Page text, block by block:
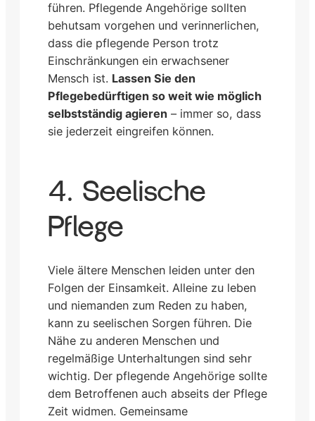
führen. Pflegende Angehörige sollten
behutsam vorgehen und verinnerlichen,
dass die pflegende Person trotz
Einschränkungen ein erwachsener
Mensch ist. Lassen Sie den
Pflegebedürftigen so weit wie möglich
selbstständig agieren – immer so, dass
sie jederzeit eingreifen können.
4. Seelische
Pflege
Viele ältere Menschen leiden unter den
Folgen der Einsamkeit. Alleine zu leben
und niemanden zum Reden zu haben,
kann zu seelischen Sorgen führen. Die
Nähe zu anderen Menschen und
regelmäßige Unterhaltungen sind sehr
wichtig. Der pflegende Angehörige sollte
dem Betroffenen auch abseits der Pflege
Zeit widmen. Gemeinsame